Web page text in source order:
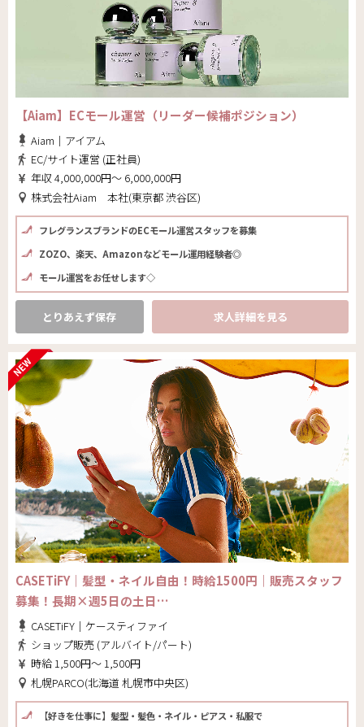
【Aiam】ECモール運営（リーダー候補ポジション）
Aiam｜アイアム
EC/サイト運営 (正社員)
年収 4,000,000円～ 6,000,000円
株式会社Aiam 本社(東京都 渋谷区)
フレグランスブランドのECモール運営スタッフを募集
ZOZO、楽天、Amazonなどモール運用経験者◎
モール運営をお任せします◇
とりあえず保存 求人詳細を見る
CASETiFY｜髪型・ネイル自由！時給1500円｜販売スタッフ
募集！長期×週5日の土日…
CASETiFY｜ケースティファイ
ショップ販売 (アルバイト/パート)
時給 1,500円～ 1,500円
札幌PARCO(北海道 札幌市中央区)
【好きを仕事に】髪型・髪色・ネイル・ピアス・私服で